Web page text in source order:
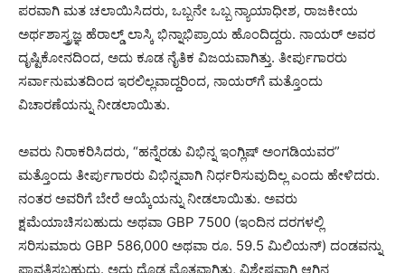
ಪರವಾಗಿ ಮತ ಚಲಾಯಿಸಿದರು, ಒಬ್ಬನೇ ಒಬ್ಬ ನ್ಯಾಯಾಧೀಶ, ರಾಜಕೀಯ
ಅರ್ಥಶಾಸ್ತ್ರಜ್ಞ ಹೆರಾಲ್ಡ್ ಲಾಸ್ಕಿ ಭಿನ್ನಾಭಿಪ್ರಾಯ ಹೊಂದಿದ್ದರು. ನಾಯರ್ ಅವರ
ದೃಷ್ಟಿಕೋನದಿಂದ, ಅದು ಕೂಡ ನೈತಿಕ ವಿಜಯವಾಗಿತ್ತು. ತೀರ್ಪುಗಾರರು
ಸರ್ವಾನುಮತದಿಂದ ಇರಲಿಲ್ಲವಾದ್ದರಿಂದ, ನಾಯರ್‌ಗೆ ಮತ್ತೊಂದು
ವಿಚಾರಣೆಯನ್ನು ನೀಡಲಾಯಿತು.
ಅವರು ನಿರಾಕರಿಸಿದರು, “ಹನ್ನೆರಡು ವಿಭಿನ್ನ ಇಂಗ್ಲಿಷ್ ಅಂಗಡಿಯವರ”
ಮತ್ತೊಂದು ತೀರ್ಪುಗಾರರು ವಿಭಿನ್ನವಾಗಿ ನಿರ್ಧರಿಸುವುದಿಲ್ಲ ಎಂದು ಹೇಳಿದರು.
ನಂತರ ಅವರಿಗೆ ಬೇರೆ ಆಯ್ಕೆಯನ್ನು ನೀಡಲಾಯಿತು. ಅವರು
ಕ್ಷಮೆಯಾಚಿಸಬಹುದು ಅಥವಾ GBP 7500 (ಇಂದಿನ ದರಗಳಲ್ಲಿ
ಸರಿಸುಮಾರು GBP 586,000 ಅಥವಾ ರೂ. 59.5 ಮಿಲಿಯನ್) ದಂಡವನ್ನು
ಪಾವತಿಸಬಹುದು. ಅದು ದೊಡ್ಡ ಮೊತ್ತವಾಗಿತ್ತು, ವಿಶೇಷವಾಗಿ ಆಗಿನ